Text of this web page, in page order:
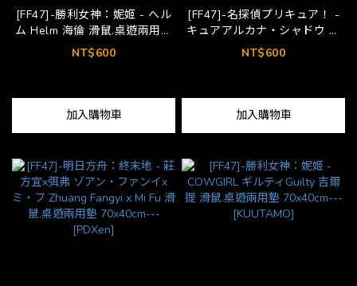
[FF47]-勝利女神：妮姬 - へル
ム Helm 海倫 滑鼠.桌遊兩用墊
70x40cm---[KUUTAMO]
NT$600
加入購物車
[FF47]-名探偵プリキュア！ -
キュアアルカナ・シャドウ 森
露卡 滑鼠.桌遊兩用墊
NT$600
加入購物車